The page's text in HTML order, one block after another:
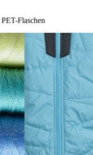
Flaschen